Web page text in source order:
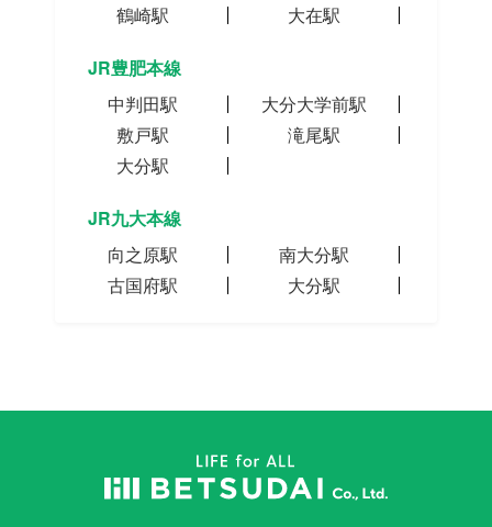
鶴崎駅
大在駅
JR豊肥本線
中判田駅
大分大学前駅
敷戸駅
滝尾駅
大分駅
JR九大本線
向之原駅
南大分駅
古国府駅
大分駅